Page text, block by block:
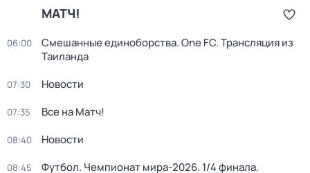
МАТЧ!
06:00
Смешанные единоборства. One FC. Трансляция из
Таиланда
07:30 Новости
07:35 Все на Матч!
08:40 Новости
08:45
Футбол. Чемпионат мира-2026. 1/4 финала.